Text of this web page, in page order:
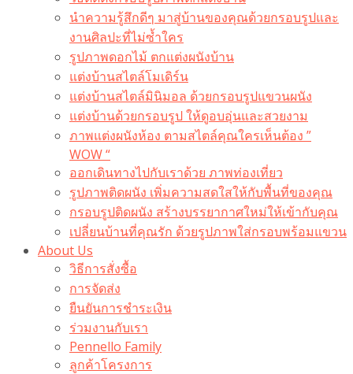
นำความรู้สึกดีๆ มาสู่บ้านของคุณด้วยกรอบรูปและ
งานศิลปะที่ไม่ซ้ำใคร
รูปภาพดอกไม้ ตกแต่งผนังบ้าน
แต่งบ้านสไตล์โมเดิร์น
แต่งบ้านสไตล์มินิมอล ด้วยกรอบรูปแขวนผนัง
แต่งบ้านด้วยกรอบรูป ให้ดูอบอุ่นและสวยงาม
ภาพแต่งผนังห้อง ตามสไตล์คุณใครเห็นต้อง ”
WOW “
ออกเดินทางไปกับเราด้วย ภาพท่องเที่ยว
รูปภาพติดผนัง เพิ่มความสดใสให้กับพื้นที่ของคุณ
กรอบรูปติดผนัง สร้างบรรยากาศใหม่ให้เข้ากับคุณ
เปลี่ยนบ้านที่คุณรัก ด้วยรูปภาพใส่กรอบพร้อมแขวน​
About Us
วิธีการสั่งซื้อ
การจัดส่ง
ยืนยันการชำระเงิน
ร่วมงานกับเรา
Pennello Family
ลูกค้าโครงการ